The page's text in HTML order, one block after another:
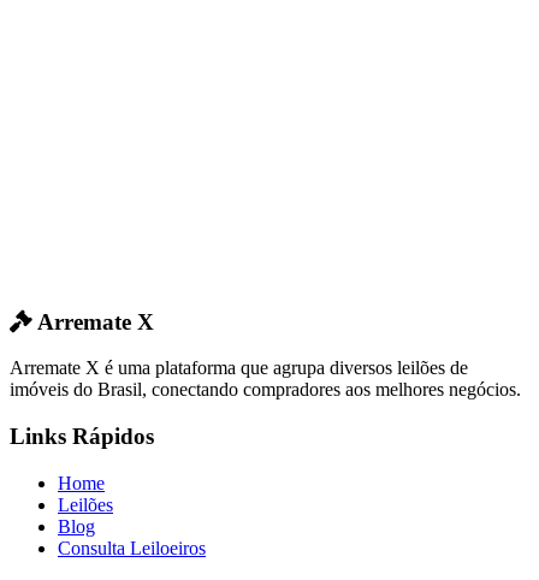
Arremate X
Arremate X é uma plataforma que agrupa diversos leilões de
imóveis do Brasil, conectando compradores aos melhores negócios.
Links Rápidos
Home
Leilões
Blog
Consulta Leiloeiros